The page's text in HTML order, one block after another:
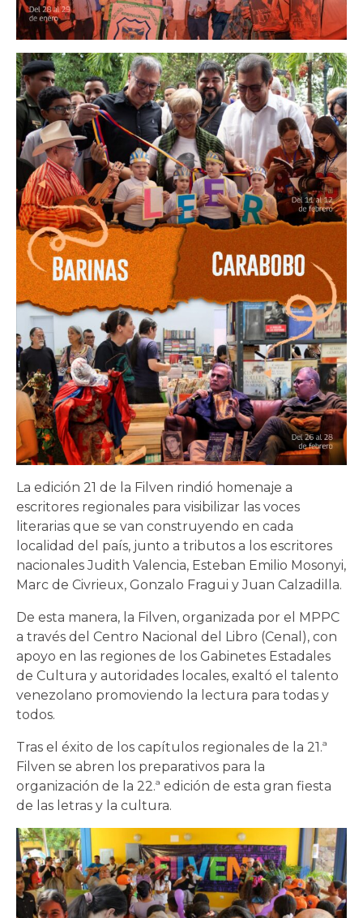
La edición 21 de la Filven rindió homenaje a
escritores regionales para visibilizar las voces
literarias que se van construyendo en cada
localidad del país, junto a tributos a los escritores
nacionales Judith Valencia, Esteban Emilio Mosonyi,
Marc de Civrieux, Gonzalo Fragui y Juan Calzadilla.
De esta manera, la Filven, organizada por el MPPC
a través del Centro Nacional del Libro (Cenal), con
apoyo en las regiones de los Gabinetes Estadales
de Cultura y autoridades locales, exaltó el talento
venezolano promoviendo la lectura para todas y
todos.
Tras el éxito de los capítulos regionales de la 21.ª
Filven se abren los preparativos para la
organización de la 22.ª edición de esta gran fiesta
de las letras y la cultura.